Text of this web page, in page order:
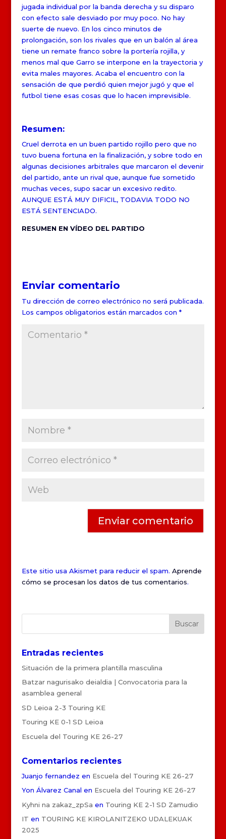
jugada individual por la banda derecha y su disparo
con efecto sale desviado por muy poco. No hay
suerte de nuevo. En los cinco minutos de
prolongación, son los rivales que en un balón al área
tiene un remate franco sobre la portería rojilla, y
menos mal que Garro se interpone en la trayectoria y
evita males mayores. Acaba el encuentro con la
sensación de que perdió quien mejor jugó y que el
futbol tiene esas cosas que lo hacen imprevisible.
Resumen:
Cruel derrota en un buen partido rojillo pero que no
tuvo buena fortuna en la finalización, y sobre todo en
algunas decisiones arbitrales que marcaron el devenir
del partido, ante un rival que, aunque fue sometido
muchas veces, supo sacar un excesivo redito.
AUNQUE ESTÁ MUY DIFICIL, TODAVIA TODO NO
ESTÁ SENTENCIADO.
RESUMEN EN VÍDEO DEL PARTIDO
Enviar comentario
Tu dirección de correo electrónico no será publicada.
Los campos obligatorios están marcados con *
Este sitio usa Akismet para reducir el spam. Aprende
cómo se procesan los datos de tus comentarios.
Entradas recientes
Situación de la primera plantilla masculina
Batzar nagurisako deialdia | Convocatoria para la
asamblea general
SD Leioa 2-3 Touring KE
Touring KE 0-1 SD Leioa
Escuela del Touring KE 26-27
Comentarios recientes
Juanjo fernandez en Escuela del Touring KE 26-27
Yon Álvarez Canal en Escuela del Touring KE 26-27
Kyhni na zakaz_zpSa en Touring KE 2-1 SD Zamudio
IT en TOURING KE KIROLANITZEKO UDALEKUAK
2025